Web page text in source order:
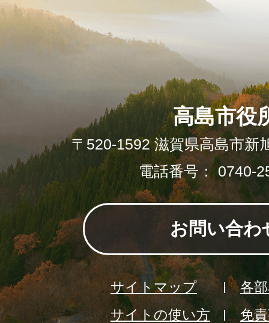
高島市役
〒520-1592 滋賀県高島市新
電話番号： 0740-
お問い合わ
サイトマップ
各
サイトの使い方
免